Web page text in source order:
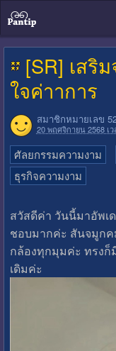
[SR] เสริ
ใจค่าาการ
สมาชิกหมายเลข
20 พฤศจิกายน 2568 เว
ศัลยกรรมความงาม
ธุรกิจความงาม
สวัสดีค่า วันนี้มาอัพเ
ชอบมากค่ะ สันจมูก
กล้องทุกมุมค่ะ ทรงก็
เดิมค่ะ